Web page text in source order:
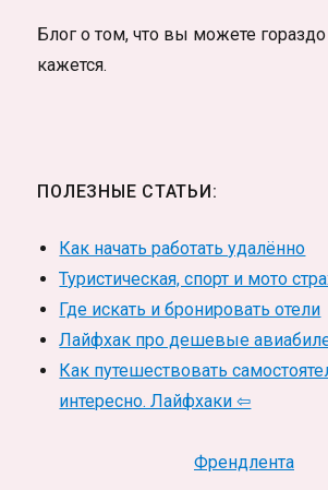
Блог о том, что вы можете
кажется.
ПОЛЕЗНЫЕ СТАТЬИ:
Как начать работать удалённо
Туристическая, спорт и мото
Где искать и бронировать отели
Лайфхак про дешевые
Как путешествовать
интересно. Лайфхаки ⇦
Френдлента